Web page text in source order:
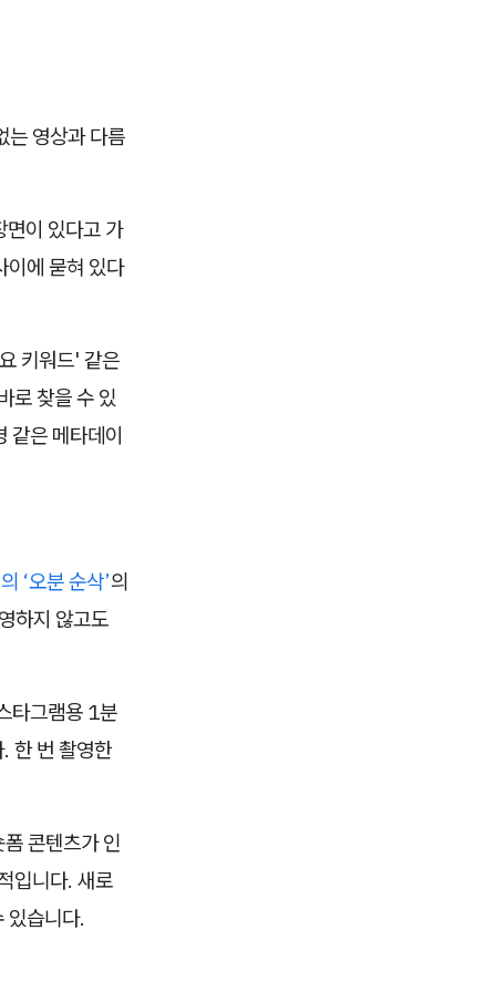
는 영상과 다름
이 있다고 가
에 묻혀 있다
키워드' 같은
로 찾을 수 있
같은 메타데이
‘오분 순삭’의
하지 않고도
타그램용 1분
한 번 촬영한
콘텐츠가 인
입니다. 새로
있습니다.